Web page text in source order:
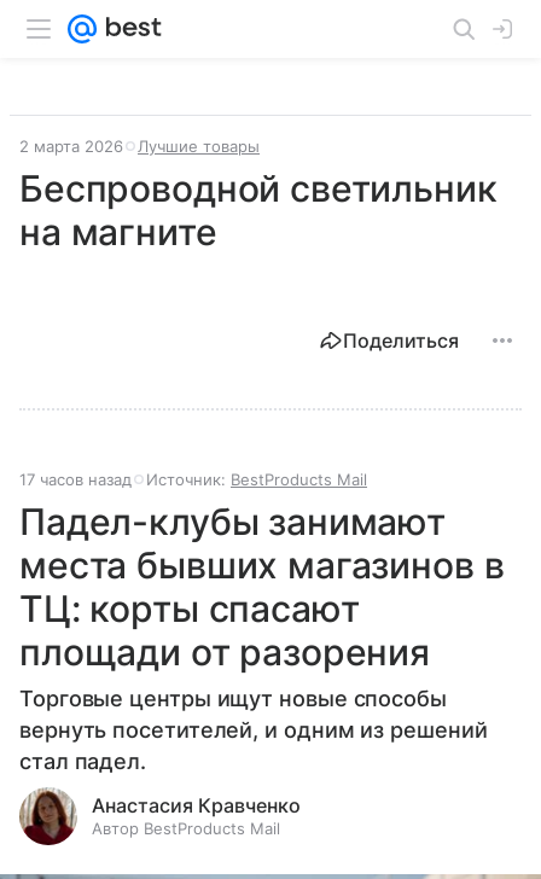
2 марта 2026 Лучшие товары
Беспроводной светильник
на магните
Поделиться
17 часов назад Источник: BestProducts Mail
Падел-клубы занимают
места бывших магазинов в
ТЦ: корты спасают
площади от разорения
Торговые центры ищут новые способы
вернуть посетителей, и одним из решений
стал падел.
Анастасия Кравченко
Автор BestProducts Mail